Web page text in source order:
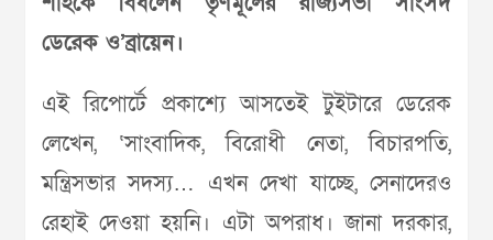
ডেরেক ও’ব্রায়েন।
এই রিপোর্টে প্রকাশ্যে আসতেই টুইটারে ডেরেক
লেখেন, ‘সাংবাদিক, বিরোধী নেতা, বিচারপতি,
মন্ত্রিসভার সদস্য… এখন দেখা যাচ্ছে, সেনাদেরও
রেহাই দেওয়া হয়নি। এটা অপরাধ। জানা দরকার,